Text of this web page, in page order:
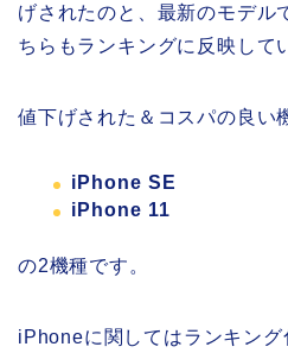
げされたのと、最新のモデル
ちらもランキングに反映して
値下げされた＆コスパの良い
iPhone SE
iPhone 11
の2機種です。
iPhoneに関してはランキン